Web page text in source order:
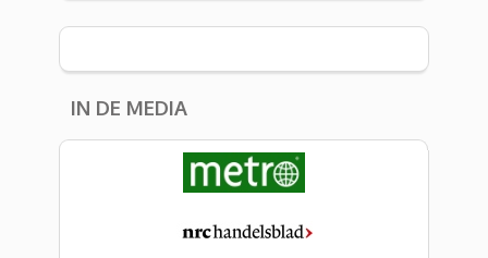
IN DE MEDIA